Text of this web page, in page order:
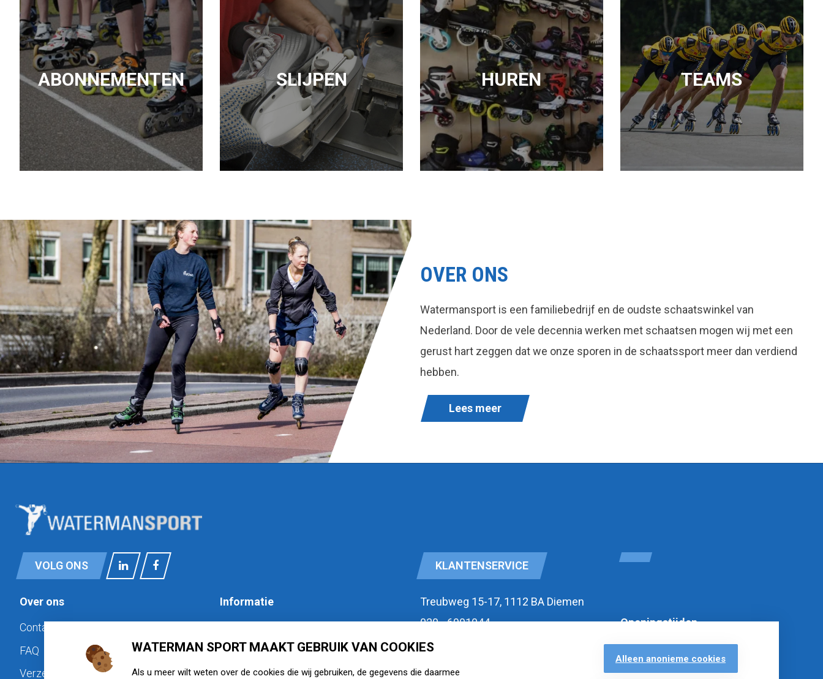
WATERMAN SPORT MAAKT GEBRUIK VAN COOKIES
Als u meer wilt weten over de cookies die wij gebruiken, de gegevens die daarmee
Alleen anonieme cookies
ABONNEMENTEN SLIJPEN HUREN TEAMS
OVER ONS
Watermansport is een familiebedrijf en de oudste schaatswinkel van
Nederland. Door de vele decennia werken met schaatsen mogen wij met een
gerust hart zeggen dat we onze sporen in de schaatssport meer dan verdiend
hebben.
Lees meer
VOLG ONS
Over ons
Contact
FAQ
Verzenden & retourneren
Informatie
Cookiebeleid
Disclaimer
KLANTENSERVICE
Treubweg 15-17, 1112 BA Diemen
020 - 6901044
Openingstijden
Openingstijden